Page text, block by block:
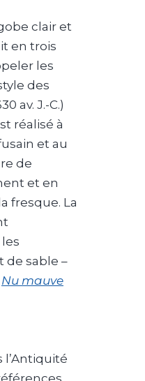
clair et
en trois
les
des
av. J.-C.)
réalisé à
et au
de
et en
fresque. La
de sable –
Nu mauve
l’Antiquité